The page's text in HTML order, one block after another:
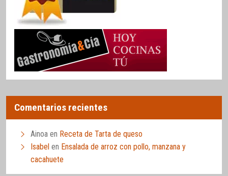
Comentarios recientes
Ainoa en Receta de Tarta de queso
Isabel en Ensalada de arroz con pollo, manzana y
cacahuete